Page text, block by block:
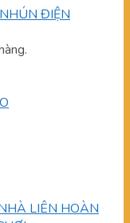
ĐIỆN
LIÊN HOÀN